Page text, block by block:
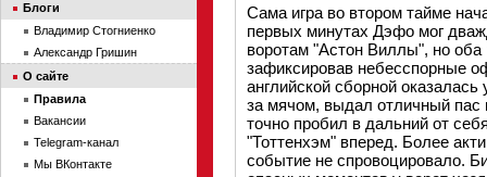
Сама игра во втором тайме
первых минутах Дэфо мог
воротам "Астон Виллы", но
зафиксировав небесспорные
английской сборной
за мячом, выдал отличный пас
точно пробил в дальний от
"Тоттенхэм" вперед. Более
событие не спровоцировало.
Блоги
Владимир Стогниенко
Александр Гришин
О сайте
Правила
Вакансии
Telegram-канал
Мы ВКонтакте